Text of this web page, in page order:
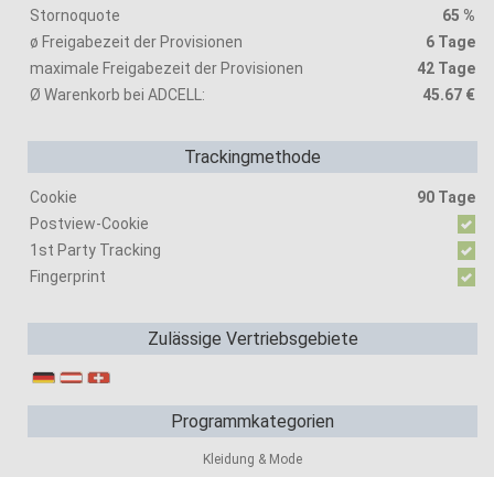
Stornoquote
65 %
ø Freigabezeit der Provisionen
6 Tage
maximale Freigabezeit der Provisionen
42 Tage
Ø Warenkorb bei ADCELL:
45.67 €
Trackingmethode
Cookie
90 Tage
Postview-Cookie
1st Party Tracking
Fingerprint
Zulässige Vertriebsgebiete
Programmkategorien
Kleidung & Mode